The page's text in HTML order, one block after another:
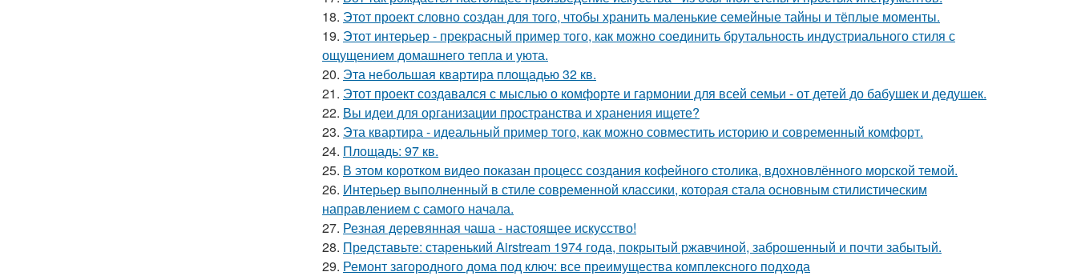
18. Этот проект словно создан для того, чтобы хранить маленькие семейные тайны и тёплые моменты.
19. Этот интерьер - прекрасный пример того, как можно соединить брутальность индустриального стиля с
ощущением домашнего тепла и уюта.
20. Эта небольшая квартира площадью 32 кв.
21. Этот проект создавался с мыслью о комфорте и гармонии для всей семьи - от детей до бабушек и дедушек.
22. Вы идеи для организации пространства и хранения ищете?
23. Эта квартира - идеальный пример того, как можно совместить историю и современный комфорт.
24. Площадь: 97 кв.
25. В этом коротком видео показан процесс создания кофейного столика, вдохновлённого морской темой.
26. Интерьер выполненный в стиле современной классики, которая стала основным стилистическим
направлением с самого начала.
27. Резная деревянная чаша - настоящее искусство!
28. Представьте: старенький Airstream 1974 года, покрытый ржавчиной, заброшенный и почти забытый.
29. Ремонт загородного дома под ключ: все преимущества комплексного подхода